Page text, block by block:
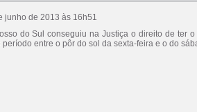
junho de 2013 às 16h51
do Sul conseguiu na Justiça o direito de ter
entre o pôr do sol da sexta-feira e o do